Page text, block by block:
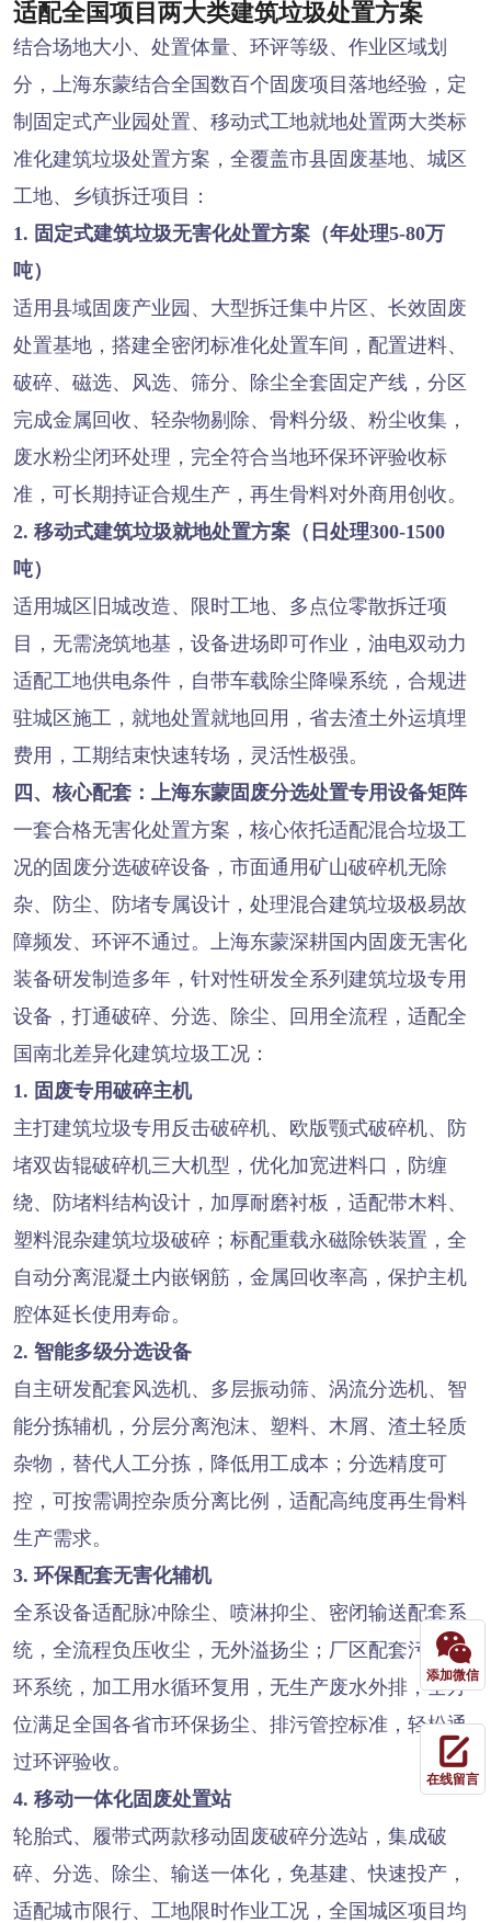
适配全国项目两大类建筑垃圾处置方案
结合场地大小、处置体量、环评等级、作业区域划
分，上海东蒙结合全国数百个固废项目落地经验，定
制固定式产业园处置、移动式工地就地处置两大类标
准化建筑垃圾处置方案，全覆盖市县固废基地、城区
工地、乡镇拆迁项目：
1. 固定式建筑垃圾无害化处置方案（年处理5-80万
吨）
适用县域固废产业园、大型拆迁集中片区、长效固废
处置基地，搭建全密闭标准化处置车间，配置进料、
破碎、磁选、风选、筛分、除尘全套固定产线，分区
完成金属回收、轻杂物剔除、骨料分级、粉尘收集，
废水粉尘闭环处理，完全符合当地环保环评验收标
准，可长期持证合规生产，再生骨料对外商用创收。
2. 移动式建筑垃圾就地处置方案（日处理300-1500
吨）
适用城区旧城改造、限时工地、多点位零散拆迁项
目，无需浇筑地基，设备进场即可作业，油电双动力
适配工地供电条件，自带车载除尘降噪系统，合规进
驻城区施工，就地处置就地回用，省去渣土外运填埋
费用，工期结束快速转场，灵活性极强。
四、核心配套：上海东蒙固废分选处置专用设备矩阵
一套合格无害化处置方案，核心依托适配混合垃圾工
况的固废分选破碎设备，市面通用矿山破碎机无除
杂、防尘、防堵专属设计，处理混合建筑垃圾极易故
障频发、环评不通过。上海东蒙深耕国内固废无害化
装备研发制造多年，针对性研发全系列建筑垃圾专用
设备，打通破碎、分选、除尘、回用全流程，适配全
国南北差异化建筑垃圾工况：
1. 固废专用破碎主机
主打建筑垃圾专用反击破碎机、欧版颚式破碎机、防
堵双齿辊破碎机三大机型，优化加宽进料口，防缠
绕、防堵料结构设计，加厚耐磨衬板，适配带木料、
塑料混杂建筑垃圾破碎；标配重载永磁除铁装置，全
自动分离混凝土内嵌钢筋，金属回收率高，保护主机
腔体延长使用寿命。
2. 智能多级分选设备
自主研发配套风选机、多层振动筛、涡流分选机、智
能分拣辅机，分层分离泡沫、塑料、木屑、渣土轻质
杂物，替代人工分拣，降低用工成本；分选精度可
控，可按需调控杂质分离比例，适配高纯度再生骨料
生产需求。
3. 环保配套无害化辅机
全系设备适配脉冲除尘、喷淋抑尘、密闭输送配套系
统，全流程负压收尘，无外溢扬尘；厂区配套污水循
环系统，加工用水循环复用，无生产废水外排，全方
位满足全国各省市环保扬尘、排污管控标准，轻松通
过环评验收。
4. 移动一体化固废处置站
轮胎式、履带式两款移动固废破碎分选站，集成破
碎、分选、除尘、输送一体化，免基建、快速投产，
适配城市限行、工地限时作业工况，全国城区项目均
添加微信
在线留言